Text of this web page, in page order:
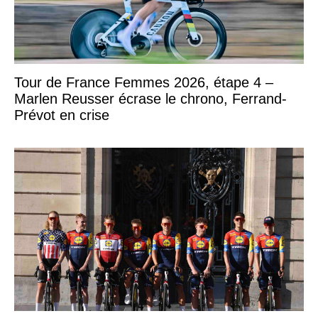
Tour de France Femmes 2026, étape 4 –
Marlen Reusser écrase le chrono, Ferrand-
Prévot en crise